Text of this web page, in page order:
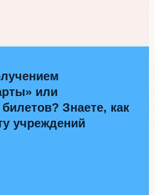
или
Знаете, как
учреждений